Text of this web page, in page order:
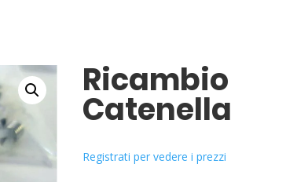
Ricambio
Catenella
Registrati per vedere i prezzi